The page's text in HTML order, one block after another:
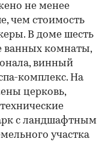
не менее
чем стоимость
В доме шесть
ванных комнаты,
винный
комплекс. На
церковь,
с ландшафтным
участка